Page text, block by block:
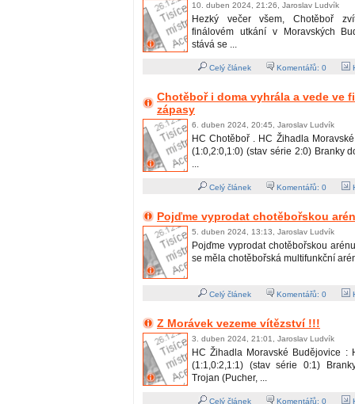
10. duben 2024, 21:26, Jaroslav Ludvík
Hezký večer všem, Chotěboř
finálovém utkání v Moravských
stává se ...
Celý článek Komentářů: 0
Chotěboř i doma vyhrála a vede ve
zápasy
6. duben 2024, 20:45, Jaroslav Ludvík
HC Chotěboř . HC Žihadla
(1:0,2:0,1:0) (stav série 2:0) Branky
...
Celý článek Komentářů: 0
Pojďme vyprodat chotěbořskou
5. duben 2024, 13:13, Jaroslav Ludvík
Pojďme vyprodat chotěbořskou
se měla chotěbořská multifunkční
Celý článek Komentářů: 0
Z Morávek vezeme vítězství !!!
3. duben 2024, 21:01, Jaroslav Ludvík
HC Žihadla Moravské Budějovice :
(1:1,0:2,1:1) (stav série 0:1)
Trojan (Pucher, ...
Celý článek Komentářů: 0